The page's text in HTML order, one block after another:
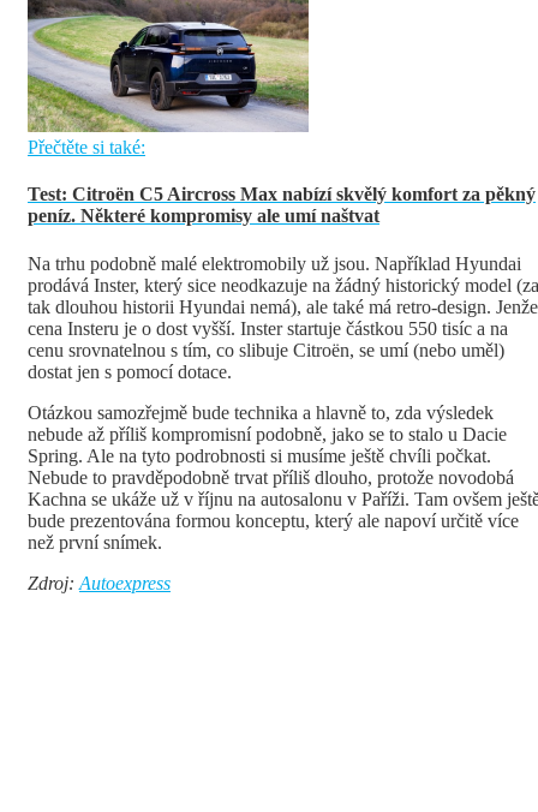
Přečtěte si také:
Test: Citroën C5 Aircross Max nabízí skvělý komfort za pěkný
peníz. Některé kompromisy ale umí naštvat
Na trhu podobně malé elektromobily už jsou. Například Hyundai
prodává Inster, který sice neodkazuje na žádný historický model
tak dlouhou historii Hyundai nemá), ale také má retro-design. Jenže
cena Insteru je o dost vyšší. Inster startuje částkou 550 tisíc a na
cenu srovnatelnou s tím, co slibuje Citroën, se umí (nebo uměl)
dostat jen s pomocí dotace.
Otázkou samozřejmě bude technika a hlavně to, zda výsledek
nebude až příliš kompromisní podobně, jako se to stalo u Dacie
Spring. Ale na tyto podrobnosti si musíme ještě chvíli počkat.
Nebude to pravděpodobně trvat příliš dlouho, protože novodobá
Kachna se ukáže už v říjnu na autosalonu v Paříži. Tam ovšem
bude prezentována formou konceptu, který ale napoví určitě více
než první snímek.
Zdroj: Autoexpress